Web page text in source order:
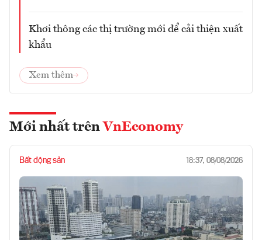
Khơi thông các thị trường mới để cải thiện xuất
khẩu
Xem thêm
Mới nhất trên VnEconomy
Bất động sản 18:37, 08/08/2026